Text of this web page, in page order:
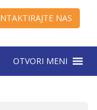
NAS
OTVORI MENI